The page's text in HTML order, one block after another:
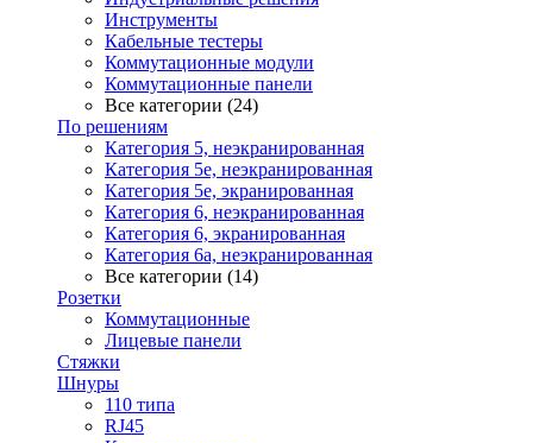
Инструменты
Кабельные тестеры
Коммутационные модули
Коммутационные панели
Все категории (24)
По решениям
Категория 5, неэкранированная
Категория 5е, неэкранированная
Категория 5е, экранированная
Категория 6, неэкранированная
Категория 6, экранированная
Категория 6а, неэкранированная
Все категории (14)
Розетки
Коммутационные
Лицевые панели
Стяжки
Шнуры
110 типа
RJ45